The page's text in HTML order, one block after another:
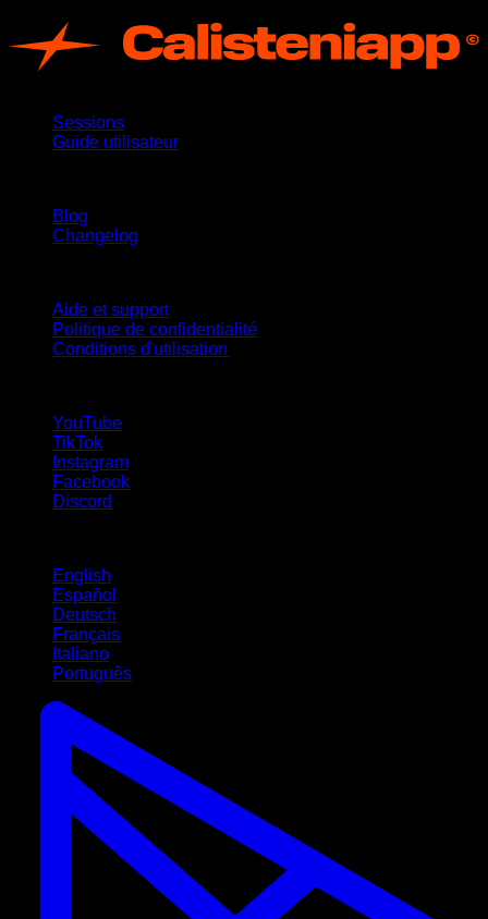
Sessions
Guide utilisateur
Blog
Changelog
Aide et support
Politique de confidentialité
Conditions d'utilisation
YouTube
TikTok
Instagram
Facebook
Discord
English
Español
Deutsch
Français
Italiano
Português